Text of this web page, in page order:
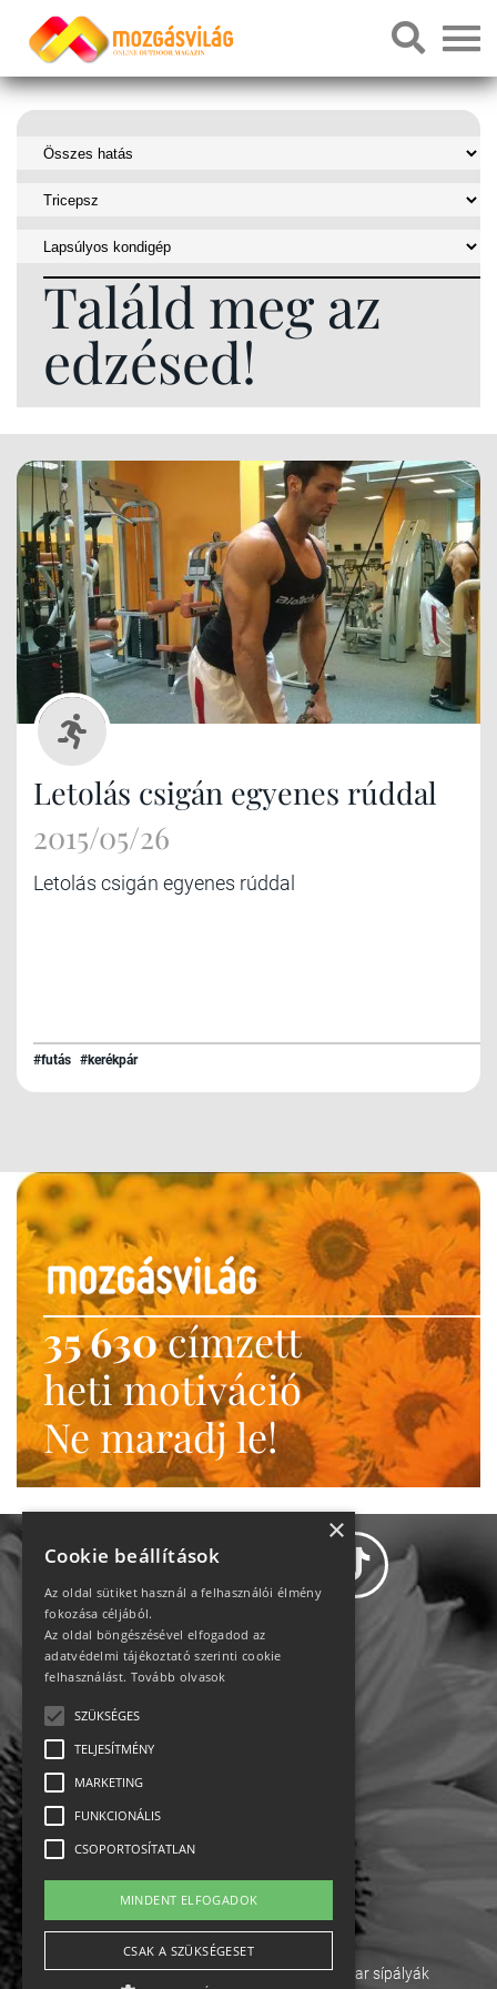
Találd meg az
edzésed!
Letolás csigán egyenes rúddal
2015/05/26
Letolás csigán egyenes rúddal
#futás #kerékpár
35 630címzett
heti motiváció
Ne maradj le!
Adatvédelem
Impresszum-kapcsolat
English
Ebike Osztrák sípályák Magyar sípályák
×
Cookie beállítások
Az oldal sütiket használ a felhasználói élmény
fokozása céljából.
Az oldal böngészésével elfogadod az
adatvédelmi tájékoztató szerinti cookie
felhasználást. Tovább olvasok
SZÜKSÉGES
TELJESÍTMÉNY
MARKETING
FUNKCIONÁLIS
CSOPORTOSÍTATLAN
MINDENT ELFOGADOK
CSAK A SZÜKSÉGESET